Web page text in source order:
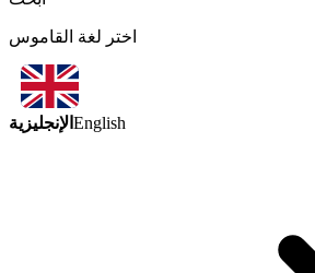
اختر لغة القاموس
الإنجليزية English